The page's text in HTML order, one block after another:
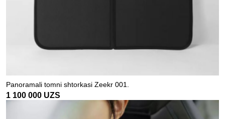
Panoramali tomni shtorkasi Zeekr 001.
1 100 000 UZS